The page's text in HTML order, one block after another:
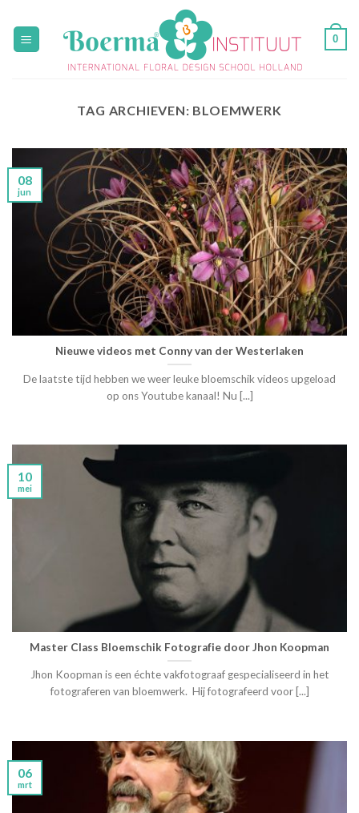
content
0
TAG ARCHIEVEN: BLOEMWERK
Nieuwe videos met Conny van der Westerlaken
De laatste tijd hebben we weer leuke bloemschik videos upgeload
op ons Youtube kanaal! Nu [...]
08
jun
Master Class Bloemschik Fotografie door Jhon Koopman
Jhon Koopman is een échte vakfotograaf gespecialiseerd in het
fotograferen van bloemwerk. Hij fotografeerd voor [...]
10
mei
06
mrt